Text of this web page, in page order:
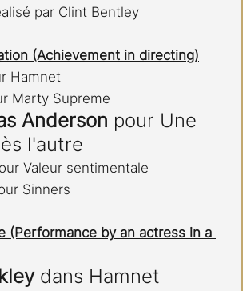
par Clint Bentley
(Achievement in directing)
Hamnet
Marty Supreme
Anderson pour Une
l'autre
Valeur sentimentale
Sinners
(Performance by an actress in a
dans Hamnet